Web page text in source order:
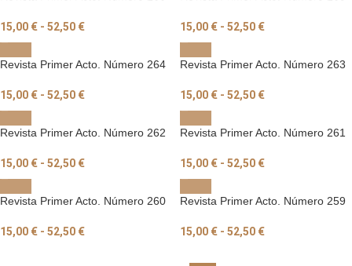
15,00 € - 52,50 € 15,00 € - 52,50 €
Revista Primer Acto. Número 264
15,00 € - 52,50 €
Revista Primer Acto. Número 263
15,00 € - 52,50 €
Revista Primer Acto. Número 262
15,00 € - 52,50 €
Revista Primer Acto. Número 261
15,00 € - 52,50 €
Revista Primer Acto. Número 260
15,00 € - 52,50 €
Revista Primer Acto. Número 259
15,00 € - 52,50 €